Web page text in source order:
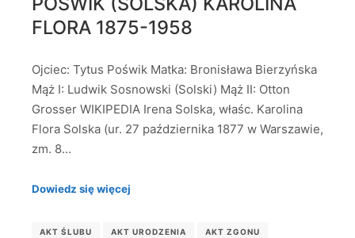
FLORA 1875-1958
Ojciec: Tytus Poświk Matka: Bronisława Bierzyńska
Mąż I: Ludwik Sosnowski (Solski) Mąż II: Otton
Grosser WIKIPEDIA Irena Solska, właśc. Karolina
Flora Solska (ur. 27 października 1877 w Warszawie,
zm. 8…
Dowiedz się więcej
AKT ŚLUBU AKT URODZENIA AKT ZGONU